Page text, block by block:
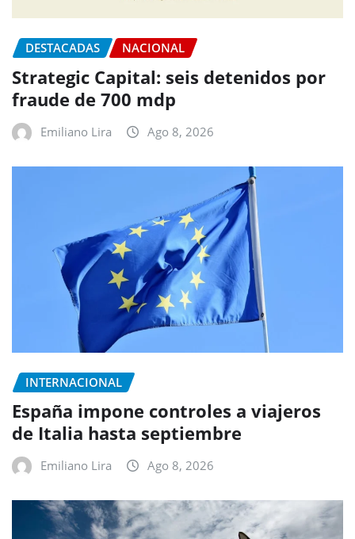
DESTACADAS NACIONAL
Strategic Capital: seis detenidos por
fraude de 700 mdp
Emiliano Lira Ago 8, 2026
INTERNACIONAL
España impone controles a viajeros
de Italia hasta septiembre
Emiliano Lira Ago 8, 2026